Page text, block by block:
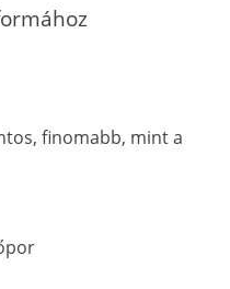
finomabb, mint a